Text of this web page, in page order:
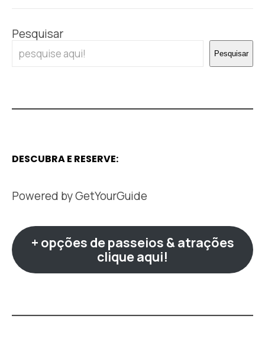
Pesquisar
Pesquisar
DESCUBRA E RESERVE:
Powered byGetYourGuide
+ opções de passeios & atrações
clique aqui!